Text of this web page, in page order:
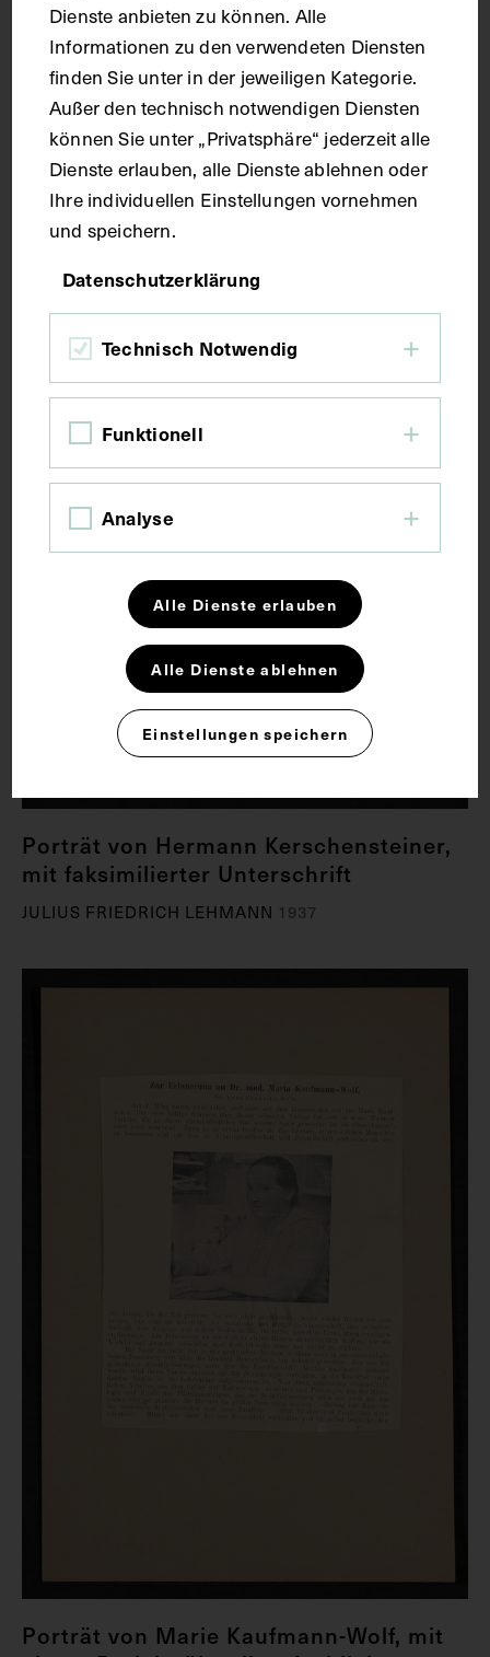
Porträt von Paul Krause, veröffentlicht
anlässlich seines Todes
1934
Porträt von Hermann Kerschensteiner,
mit faksimilierter Unterschrift
JULIUS FRIEDRICH LEHMANN 1937
Porträt von Marie Kaufmann-Wolf, mit
Dienste anbieten zu können. Alle
Informationen zu den verwendeten Diensten
finden Sie unter in der jeweiligen Kategorie.
Außer den technisch notwendigen Diensten
können Sie unter „Privatsphäre“ jederzeit alle
Dienste erlauben, alle Dienste ablehnen oder
Ihre individuellen Einstellungen vornehmen
und speichern.
Datenschutzerklärung
Technisch Notwendig
Funktionell
Analyse
Alle Dienste erlauben
Alle Dienste ablehnen
Einstellungen speichern